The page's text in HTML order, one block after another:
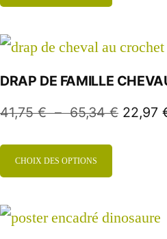
DRAP DE FAMILLE
41,75€ – 65,34€ 22,97
CHOIX DES OPTIONS